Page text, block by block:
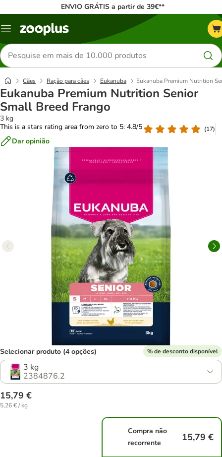
ENVIO GRÁTIS a partir de 39€**
Menu
Pesquisar
produtos
Cães Ração para cães Eukanuba Eukanuba Premium Nutrition
Eukanuba Premium Nutrition Senior
Small Breed Frango
3 kg
This is a stars rating area from zero to 5: 4.8/5
(17)
Dar opinião
Selecionar produto (4 opções) % de desconto disponível
3 kg
2384876.2
15,79 €
5,26 € / kg
Compra não
recorrente
15,79 €